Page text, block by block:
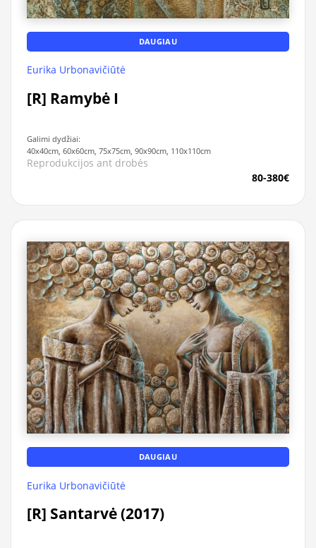
DAUGIAU
Eurika Urbonavičiūtė
[R] Ramybė I
Galimi dydžiai:
40x40cm, 60x60cm, 75x75cm, 90x90cm, 110x110cm
Reprodukcijos ant drobės
80-380€
DAUGIAU
Eurika Urbonavičiūtė
[R] Santarvė (2017)